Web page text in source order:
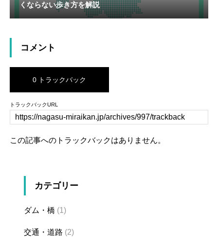
くならない歩き方を解説
コメント
0 トラックバック
トラックバックURL
この記事へのトラックバックはありません。
カテゴリー
ダム・橋 (1)
交通・道路 (2)